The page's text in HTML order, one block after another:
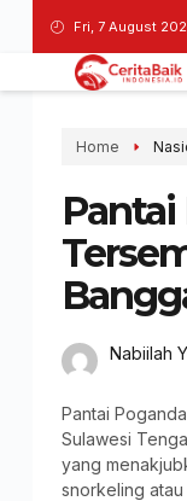
Fri, 7 August
Home
Pantai
Nabiilah
Pantai
Sulawesi
yang
snorkeling